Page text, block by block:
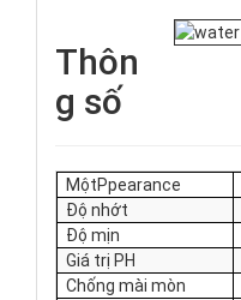
Thôn
g số
MộtPpearance
Độ nhớt
Độ mịn
Giá trị PH
Chống mài mòn